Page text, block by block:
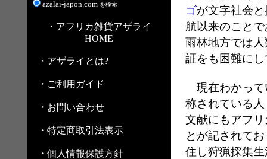
azalai-japon.com を検索
・アフリカ雑貨アザライ
HOME
・アザライとは?
・ご利用ガイド
・お問い合わせ
・特定商取引法表示
・個人情報保護方針
ゴが文字社会
航以来のこと
雨林地方では
証をも困難に
現在わかって
称されている
文献にもアフ
とが記されて
住し狩猟採集